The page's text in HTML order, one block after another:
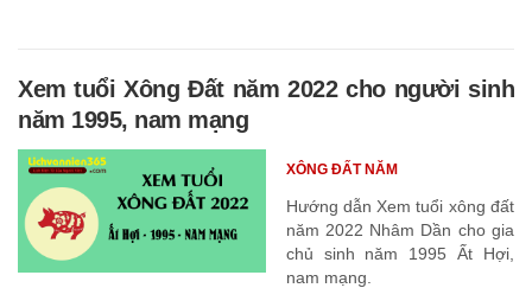
Xem tuổi Xông Đất năm 2022 cho người sinh
năm 1995, nam mạng
Hướng dẫn Xem tuổi xông đất
năm 2022 Nhâm Dần cho gia
chủ sinh năm 1995 Ất Hợi,
nam mạng.
XÔNG ĐẤT NĂM